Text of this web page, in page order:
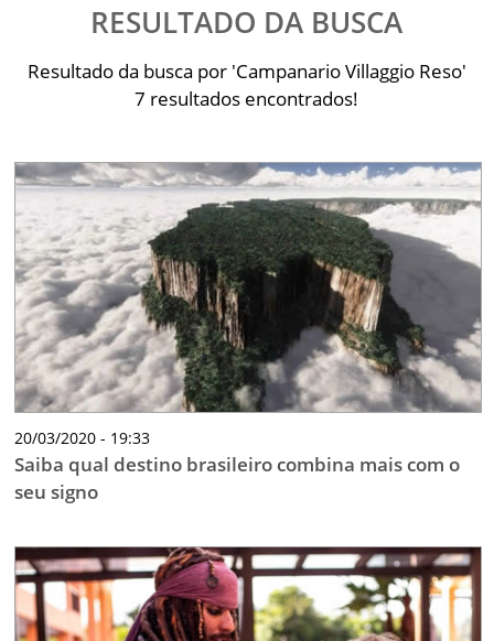
EVENTOS
GASTRONOMIA
VITRINE
TURISMO SA TV
TESTADO E APROVADO
ÚLTIMAS NOTÍCIAS
PARCEIROS
QUEM SOMOS - EQUIPE
CONTATO
RESULTADO DA BUSCA
Resultado da busca por 'Campanario Villaggio Reso'
7 resultados encontrados!
20/03/2020 - 19:33
Saiba qual destino brasileiro combina mais com o
seu signo